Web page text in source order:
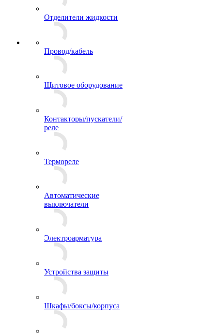
Отделители жидкости
Провод/кабель
Щитовое оборудование
Контакторы/пускатели/
реле
Термореле
Автоматические
выключатели
Электроарматура
Устройства защиты
Шкафы/боксы/корпуса